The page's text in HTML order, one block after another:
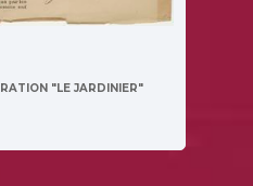
"LE JARDINIER"